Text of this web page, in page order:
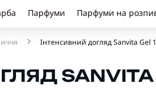
Парфуми Парфуми на
Інтенсивний догляд Sanvita Gel